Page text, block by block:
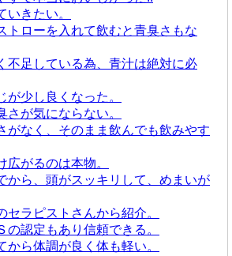
いきたい。
トローを入れて飲むと青臭さもな
不足している為、青汁は絶対に必
が少し良くなった。
さが気にならない。
がなく、そのまま飲んでも飲みやす
広がるのは本物。
から、頭がスッキリして、めまいが
セラピストさんから紹介。
の認定もあり信頼できる。
から体調が良く体も軽い。